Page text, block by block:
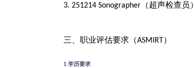
3. 251214 Sonographer（超声检查员）
三、职业评估要求（ASMIRT）
1.学历要求